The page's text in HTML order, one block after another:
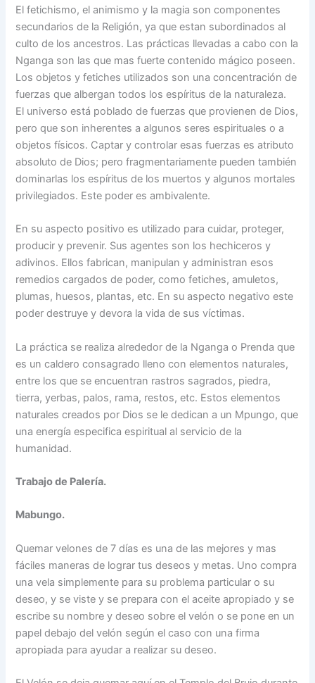
El fetichismo, el animismo y la magia son componentes
secundarios de la Religión, ya que estan subordinados al
culto de los ancestros. Las prácticas llevadas a cabo con la
Nganga son las que mas fuerte contenido mágico poseen.
Los objetos y fetiches utilizados son una concentración de
fuerzas que albergan todos los espíritus de la naturaleza.
El universo está poblado de fuerzas que provienen de Dios,
pero que son inherentes a algunos seres espirituales o a
objetos físicos. Captar y controlar esas fuerzas es atributo
absoluto de Dios; pero fragmentariamente pueden también
dominarlas los espíritus de los muertos y algunos mortales
privilegiados. Este poder es ambivalente.
En su aspecto positivo es utilizado para cuidar, proteger,
producir y prevenir. Sus agentes son los hechiceros y
adivinos. Ellos fabrican, manipulan y administran esos
remedios cargados de poder, como fetiches, amuletos,
plumas, huesos, plantas, etc. En su aspecto negativo este
poder destruye y devora la vida de sus víctimas.
La práctica se realiza alrededor de la Nganga o Prenda que
es un caldero consagrado lleno con elementos naturales,
entre los que se encuentran rastros sagrados, piedra,
tierra, yerbas, palos, rama, restos, etc. Estos elementos
naturales creados por Dios se le dedican a un Mpungo, que
una energía especifica espiritual al servicio de la
humanidad.
Trabajo de Palería.
Mabungo.
Quemar velones de 7 días es una de las mejores y mas
fáciles maneras de lograr tus deseos y metas. Uno compra
una vela simplemente para su problema particular o su
deseo, y se viste y se prepara con el aceite apropiado y se
escribe su nombre y deseo sobre el velón o se pone en un
papel debajo del velón según el caso con una firma
apropiada para ayudar a realizar su deseo.